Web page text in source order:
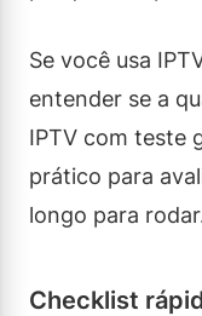
Se você usa
entender se a
IPTV com teste
prático para
longo para
Checklist